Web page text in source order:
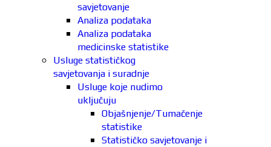
savjetovanje
Analiza podataka
Analiza podataka
medicinske statistike
Usluge statističkog
savjetovanja i suradnje
Usluge koje nudimo
uključuju
Objašnjenje/Tumačenje
statistike
Statističko savjetovanje i